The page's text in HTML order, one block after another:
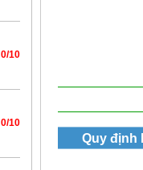
0/10
0/10
Quy định